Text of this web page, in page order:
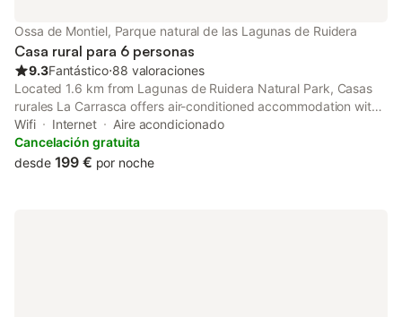
Ossa de Montiel, Parque natural de las Lagunas de Ruidera
Casa rural para 6 personas
9.3Fantástico⋅88 valoraciones
Located 1.6 km from Lagunas de Ruidera Natural Park, Casas
rurales La Carrasca offers air-conditioned accommodation with
a patio. The property features mountain and lake views.
Wifi Internet
Aire acondicionado
Cancelación gratuita
desde 199 € por noche